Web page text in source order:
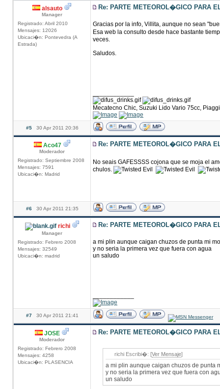
alsauto
Manager
Registrado: Abril 2010
Mensajes: 12026
Ubicaci�n: Pontevedra (A
Estrada)
Re: PARTE METEOROL�GICO PARA
Gracias por la info, Villita, aunque no sean
Esa web la consulto desde hace bastante
veces.
Saludos.
Mecatecno Chic, Suzuki Lido Vario 75cc,
#5 30 Apr 2011 20:36
Aco47
Moderador
Registrado: Septiembre 2008
Mensajes: 7591
Ubicaci�n: Madrid
Re: PARTE METEOROL�GICO PARA
No seais GAFESSSS cojona que se moja el
chulos.
#6 30 Apr 2011 21:35
richi
Manager
Registrado: Febrero 2008
Mensajes: 32549
Ubicaci�n: madrid
Re: PARTE METEOROL�GICO PARA
a mi plin aunque caigan chuzos de punta mi
y no seria la primera vez que fuera con agua
un saludo
#7 30 Apr 2011 21:41
JOSE
Moderador
Registrado: Febrero 2008
Mensajes: 4258
Ubicaci�n: PLASENCIA
Re: PARTE METEOROL�GICO PARA
richi Escribi�: [Ver Mensaje]
a mi plin aunque caigan chuzos de punta
y no seria la primera vez que fuera con
un saludo